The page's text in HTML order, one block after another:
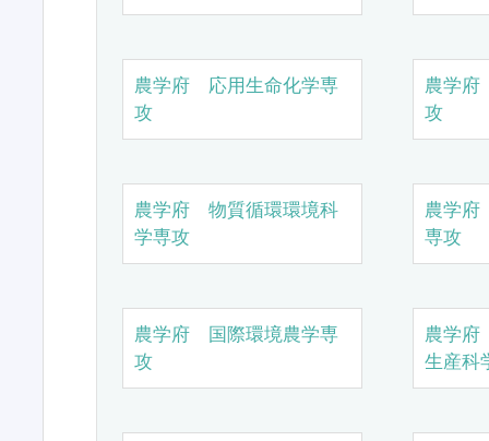
農学府 応用生命化学専
攻
農学
攻
農学府 物質循環環境科
学専攻
農学
専攻
農学府 国際環境農学専
攻
農学
生産科